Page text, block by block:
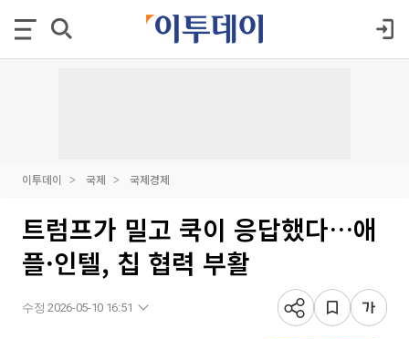
이투데이 국제 국제경제
트럼프가 밀고 쿡이 응답했다…애
플·인텔, 칩 협력 부활
수정 2026-05-10 16:51